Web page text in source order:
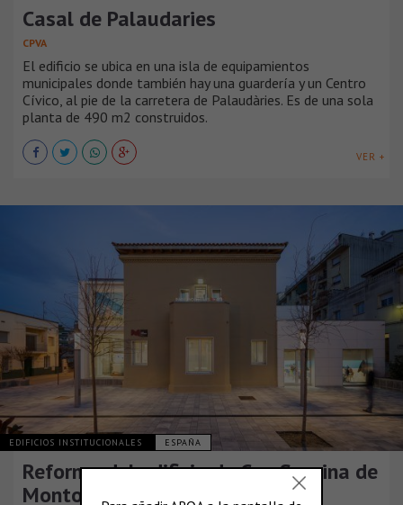
Casal de Palaudaries
CPVA
El edificio se ubica en una isla de equipamientos
municipales donde también hay una guardería y un Centro
Cívico, al pie de la carretera de Palaudàries. Es de una sola
planta de 490 m2 construidos.
VER +
EDIFICIOS INSTITUCIONALES ESPAÑA
Reforma del edificio de Can Saurina de
Montornès del Vallès